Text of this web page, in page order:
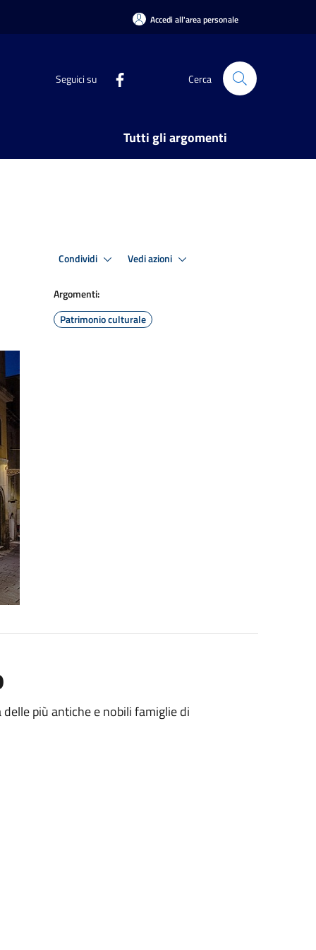
Accedi all'area personale
Seguici su Cerca
Tutti gli argomenti
Condividi Vedi azioni
Argomenti:
Patrimonio culturale
più antiche e nobili famiglie di